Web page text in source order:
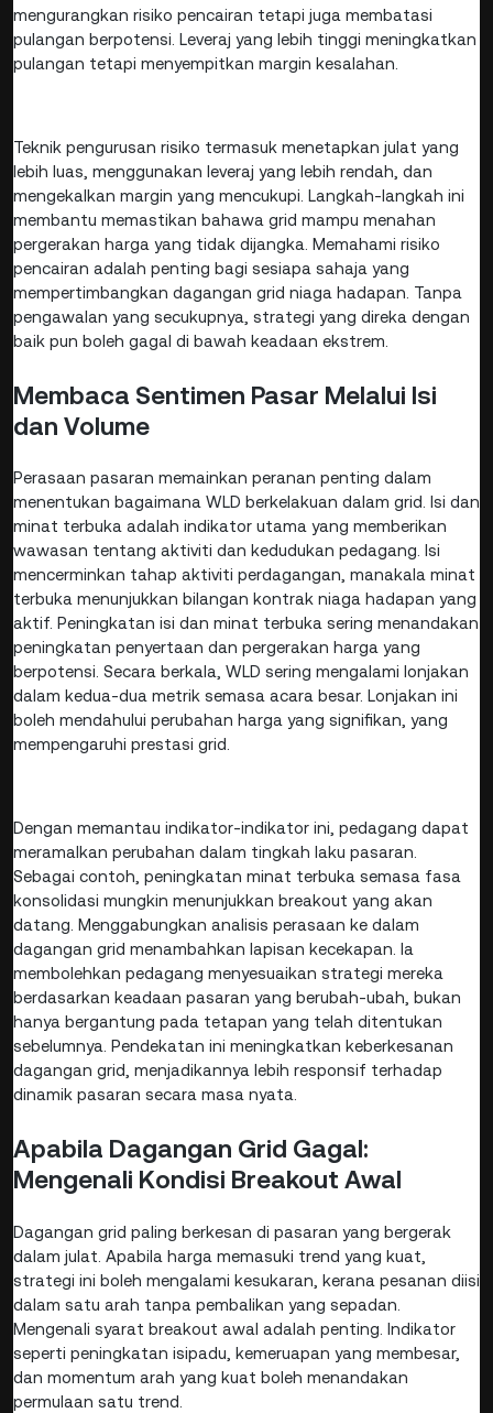
mengurangkan risiko pencairan tetapi juga membatasi
pulangan berpotensi. Leveraj yang lebih tinggi meningkatkan
pulangan tetapi menyempitkan margin kesalahan.
Teknik pengurusan risiko termasuk menetapkan julat yang
lebih luas, menggunakan leveraj yang lebih rendah, dan
mengekalkan margin yang mencukupi. Langkah-langkah ini
membantu memastikan bahawa grid mampu menahan
pergerakan harga yang tidak dijangka. Memahami risiko
pencairan adalah penting bagi sesiapa sahaja yang
mempertimbangkan dagangan grid niaga hadapan. Tanpa
pengawalan yang secukupnya, strategi yang direka dengan
baik pun boleh gagal di bawah keadaan ekstrem.
Membaca Sentimen Pasar Melalui Isi
dan Volume
Perasaan pasaran memainkan peranan penting dalam
menentukan bagaimana WLD berkelakuan dalam grid. Isi dan
minat terbuka adalah indikator utama yang memberikan
wawasan tentang aktiviti dan kedudukan pedagang. Isi
mencerminkan tahap aktiviti perdagangan, manakala minat
terbuka menunjukkan bilangan kontrak niaga hadapan yang
aktif. Peningkatan isi dan minat terbuka sering menandakan
peningkatan penyertaan dan pergerakan harga yang
berpotensi. Secara berkala, WLD sering mengalami lonjakan
dalam kedua-dua metrik semasa acara besar. Lonjakan ini
boleh mendahului perubahan harga yang signifikan, yang
mempengaruhi prestasi grid.
Dengan memantau indikator-indikator ini, pedagang dapat
meramalkan perubahan dalam tingkah laku pasaran.
Sebagai contoh, peningkatan minat terbuka semasa fasa
konsolidasi mungkin menunjukkan breakout yang akan
datang. Menggabungkan analisis perasaan ke dalam
dagangan grid menambahkan lapisan kecekapan. Ia
membolehkan pedagang menyesuaikan strategi mereka
berdasarkan keadaan pasaran yang berubah-ubah, bukan
hanya bergantung pada tetapan yang telah ditentukan
sebelumnya. Pendekatan ini meningkatkan keberkesanan
dagangan grid, menjadikannya lebih responsif terhadap
dinamik pasaran secara masa nyata.
Apabila Dagangan Grid Gagal:
Mengenali Kondisi Breakout Awal
Dagangan grid paling berkesan di pasaran yang bergerak
dalam julat. Apabila harga memasuki trend yang kuat,
strategi ini boleh mengalami kesukaran, kerana pesanan diisi
dalam satu arah tanpa pembalikan yang sepadan.
Mengenali syarat breakout awal adalah penting. Indikator
seperti peningkatan isipadu, kemeruapan yang membesar,
dan momentum arah yang kuat boleh menandakan
permulaan satu trend.